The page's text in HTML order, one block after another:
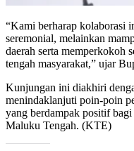
“Kami berharap kolaborasi
seremonial, melainkan
daerah serta memperkokoh
tengah masyarakat,” ujar
Kunjungan ini diakhiri
menindaklanjuti poin-poin
yang berdampak positif
Maluku Tengah. (KTE)